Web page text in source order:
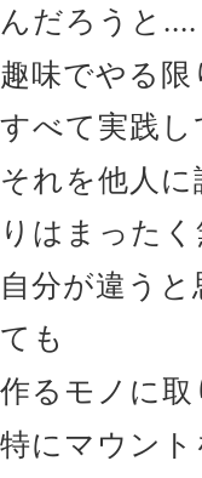
んだろうと....
趣味でやる
すべて実践
それを他人
りはまった
自分が違う
ても
作るモノに
特にマウン